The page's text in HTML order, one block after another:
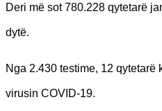
Deri më sot 780.228 qytetarë
dytë.
Nga 2.430 testime, 12 qytetarë
virusin COVID-19.